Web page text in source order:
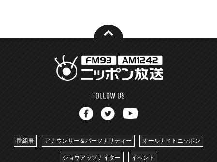
番組表 アナウンサー＆パーソナリティー オールナイトニッポン
ショウアップナイター イベント